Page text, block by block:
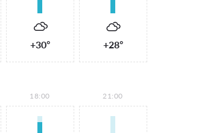
+30° +28°
18:00 21:00